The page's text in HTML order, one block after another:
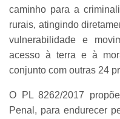
caminho para a
rurais, atingindo
vulnerabilidade e
acesso à terra e à
conjunto com outras 24
O PL 8262/2017
Penal, para endurecer